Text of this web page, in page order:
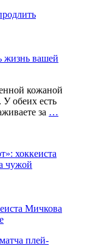
жизнь вашей
кожаной
обеих есть
за …
Мичкова